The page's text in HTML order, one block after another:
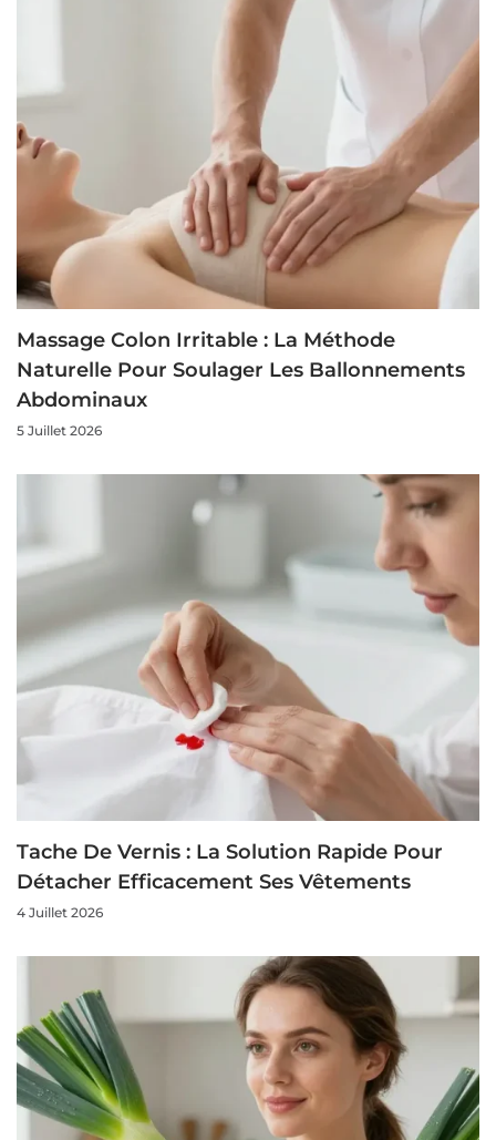
Massage Colon Irritable : La Méthode
Naturelle Pour Soulager Les Ballonnements
Abdominaux
5 Juillet 2026
Tache De Vernis : La Solution Rapide Pour
Détacher Efficacement Ses Vêtements
4 Juillet 2026